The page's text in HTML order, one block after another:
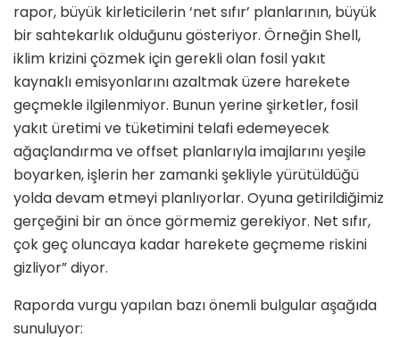
rapor, büyük kirleticilerin ‘net sıfır’ planlarının, büyük
bir sahtekarlık olduğunu gösteriyor. Örneğin Shell,
iklim krizini çözmek için gerekli olan fosil yakıt
kaynaklı emisyonlarını azaltmak üzere harekete
geçmekle ilgilenmiyor. Bunun yerine şirketler, fosil
yakıt üretimi ve tüketimini telafi edemeyecek
ağaçlandırma ve offset planlarıyla imajlarını yeşile
boyarken, işlerin her zamanki şekliyle yürütüldüğü
yolda devam etmeyi planlıyorlar. Oyuna getirildiğimiz
gerçeğini bir an önce görmemiz gerekiyor. Net sıfır,
çok geç oluncaya kadar harekete geçmeme riskini
gizliyor” diyor.
Raporda vurgu yapılan bazı önemli bulgular aşağıda
sunuluyor: